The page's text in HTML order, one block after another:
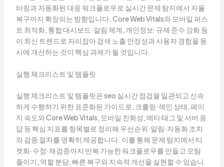
터링과 자동화된 대응 워크플로우로 실시간 문제 탐지에서 자율
복구까지 확장되는 방향입니다. Core Web Vitals와 모바일 퍼스
트 최적화, 통합 대시보드·알림 체계, 개인정보·규제 준수 강화 등
이 최신 트렌드로 자리잡아 검색 노출 안정성과 사용자 경험을 동
시에 개선하는 것이 핵심 과제가 될 것입니다.
실행 체크리스트 및 템플릿
실행 체크리스트 및 템플릿은 seo 실시간 점검을 일관되고 신속
하게 수행하기 위한 표준화된 가이드로, 크롤링·색인 상태, 페이
지 속도와 Core Web Vitals, 모바일 친화성, 메타 태그 및 서버 응
답 등 핵심 지표를 항목별로 정리해 우선순위·알림·자동화 조치
와 검증 절차를 명확히 제공합니다. 이를 통해 문제 탐지에서 티
켓화·수정·재검증까지 반복 가능한 워크플로우를 만들고 오탐
줄이기, 역할 분담, 빠른 복구와 지속적 개선을 실현할 수 있습니